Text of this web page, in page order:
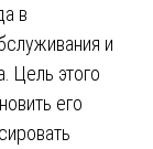
в
и
Цель этого
его